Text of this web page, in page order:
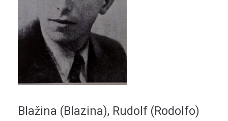
Blažina (Blazina), Rudolf (Rodolfo)